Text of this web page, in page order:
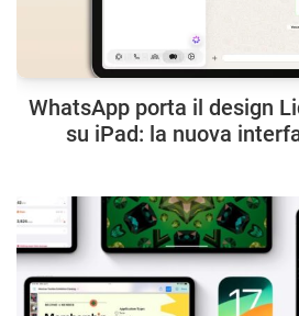
WhatsApp porta il design
su iPad: la nuova